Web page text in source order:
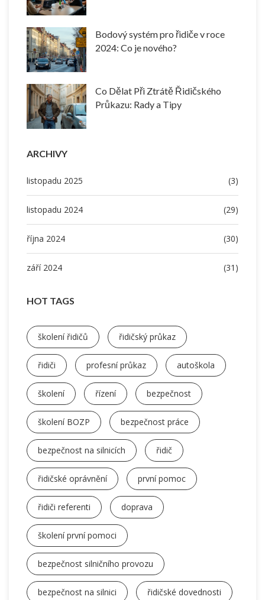
Bodový systém pro řidiče v roce
2024: Co je nového?
Co Dělat Při Ztrátě Řidičského
Průkazu: Rady a Tipy
ARCHIVY
listopadu 2025 (3)
listopadu 2024 (29)
října 2024 (30)
září 2024 (31)
HOT TAGS
školení řidičů řidičský průkaz
řidiči profesní průkaz autoškola
školení řízení bezpečnost
školení BOZP bezpečnost práce
bezpečnost na silnicích řidič
řidičské oprávnění první pomoc
řidiči referenti doprava
školení první pomoci
bezpečnost silničního provozu
bezpečnost na silnici řidičské dovednosti